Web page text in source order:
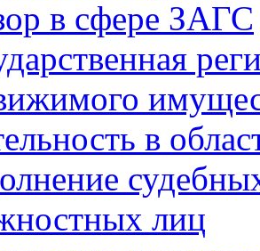
в сфере ЗАГС
в
лиц